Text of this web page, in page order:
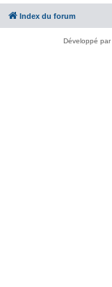
Index du forum
Développé par